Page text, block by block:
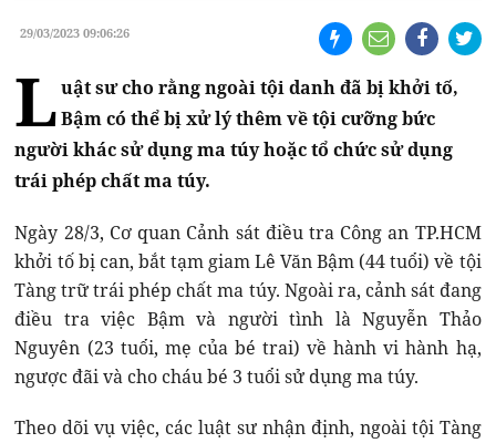
29/03/2023 09:06:26
L uật sư cho rằng ngoài tội danh đã bị khởi tố,
Bậm có thể bị xử lý thêm về tội cưỡng bức
người khác sử dụng ma túy hoặc tổ chức sử dụng
trái phép chất ma túy.
Ngày 28/3, Cơ quan Cảnh sát điều tra Công an TP.HCM
khởi tố bị can, bắt tạm giam Lê Văn Bậm (44 tuổi) về tội
Tàng trữ trái phép chất ma túy. Ngoài ra, cảnh sát đang
điều tra việc Bậm và người tình là Nguyễn Thảo
Nguyên (23 tuổi, mẹ của bé trai) về hành vi hành hạ,
ngược đãi và cho cháu bé 3 tuổi sử dụng ma túy.
Theo dõi vụ việc, các luật sư nhận định, ngoài tội Tàng